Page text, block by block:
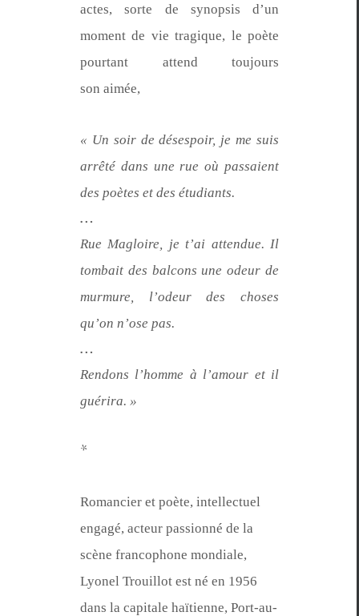
actes, sorte de syn­op­sis d’un
moment de vie trag­ique, le poète
pour­tant attend tou­jours
son aimée,
« Un soir de dés­espoir, je me suis
arrêté dans une rue où pas­saient
des poètes et des étudiants.
…
Rue Magloire, je t’ai atten­due. Il
tombait des bal­cons une odeur de
mur­mure, l’odeur des choses
qu’on n’ose pas.
…
Ren­dons l’homme à l’amour et il
guérira. »
*
Romanci­er et poète, intel­lectuel
engagé, acteur pas­sion­né de la
scène fran­coph­o­ne mon­di­ale,
Lyonel Trouil­lot est né en 1956
dans la cap­i­tale haï­ti­enne, Port-au-